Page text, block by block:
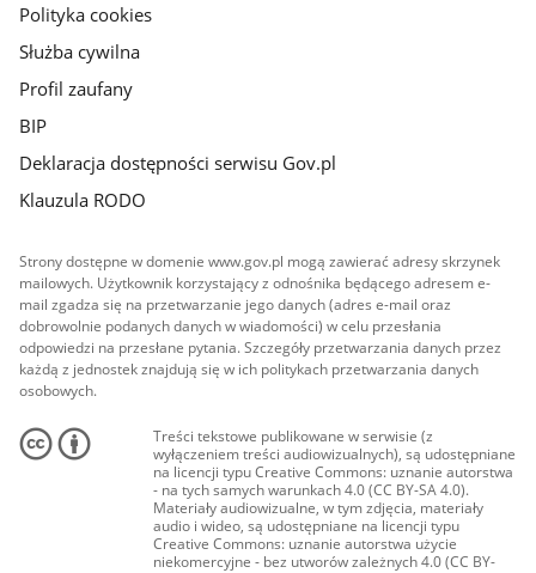
Polityka cookies
Służba cywilna
Profil zaufany
BIP
Deklaracja dostępności serwisu Gov.pl
Klauzula RODO
Strony dostępne w domenie www.gov.pl mogą zawierać adresy skrzynek
mailowych. Użytkownik korzystający z odnośnika będącego adresem e-
mail zgadza się na przetwarzanie jego danych (adres e-mail oraz
dobrowolnie podanych danych w wiadomości) w celu przesłania
odpowiedzi na przesłane pytania. Szczegóły przetwarzania danych przez
każdą z jednostek znajdują się w ich politykach przetwarzania danych
osobowych.
Treści tekstowe publikowane w serwisie (z
wyłączeniem treści audiowizualnych), są udostępniane
na licencji typu Creative Commons: uznanie autorstwa
- na tych samych warunkach 4.0 (CC BY-SA 4.0).
Materiały audiowizualne, w tym zdjęcia, materiały
audio i wideo, są udostępniane na licencji typu
Creative Commons: uznanie autorstwa użycie
niekomercyjne - bez utworów zależnych 4.0 (CC BY-